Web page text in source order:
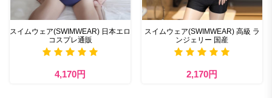
スイムウェア(SWIMWEAR) 日本エロ
コスプレ通販
4,170円
スイムウェア(SWIMWEAR) 高級 ラ
ンジェリー 国産
2,170円